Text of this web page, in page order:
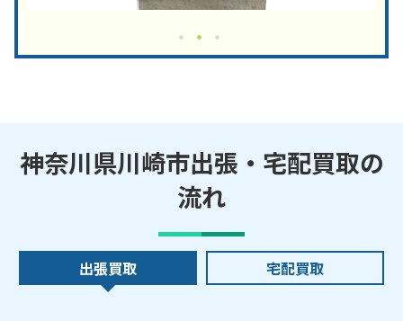
神奈川県川崎市出張・宅配買取の
流れ
出張買取 宅配買取